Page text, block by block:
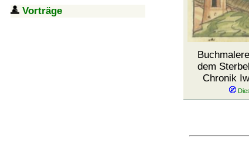
Vorträge
dem
Chronik